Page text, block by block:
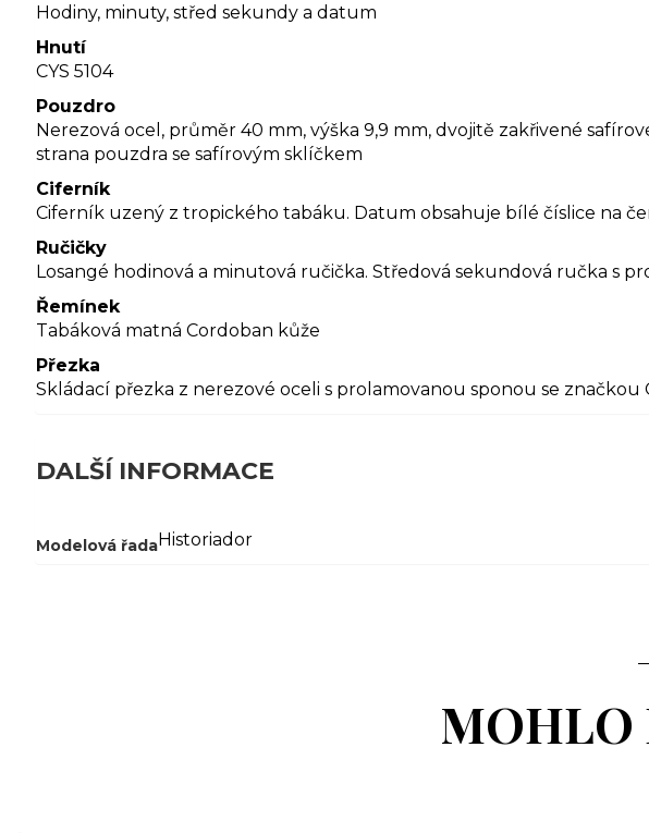
Hodiny, minuty, střed sekundy a datum
Hnutí
CYS 5104
Pouzdro
Nerezová ocel, průměr 40 mm, výška 9,9 mm, dvojitě zakřivené
strana pouzdra se safírovým sklíčkem
Ciferník
Ciferník uzený z tropického tabáku. Datum obsahuje bílé číslice na
Ručičky
Losangé hodinová a minutová ručička. Středová sekundová ručka s
Řemínek
Tabáková matná Cordoban kůže
Přezka
Skládací přezka z nerezové oceli s prolamovanou sponou se značkou
DALŠÍ INFORMACE
Modelová řadaHistoriador
MOHLO